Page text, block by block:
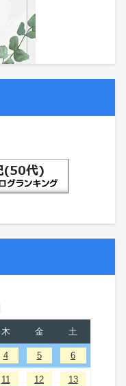
木 金 土
4 5 6
11 12 13